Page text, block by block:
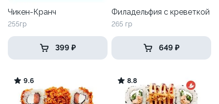
Чикен-Кранч
255гр
399 ₽
Филадельфия с креветкой
265 гр
649 ₽
9.6 8.8